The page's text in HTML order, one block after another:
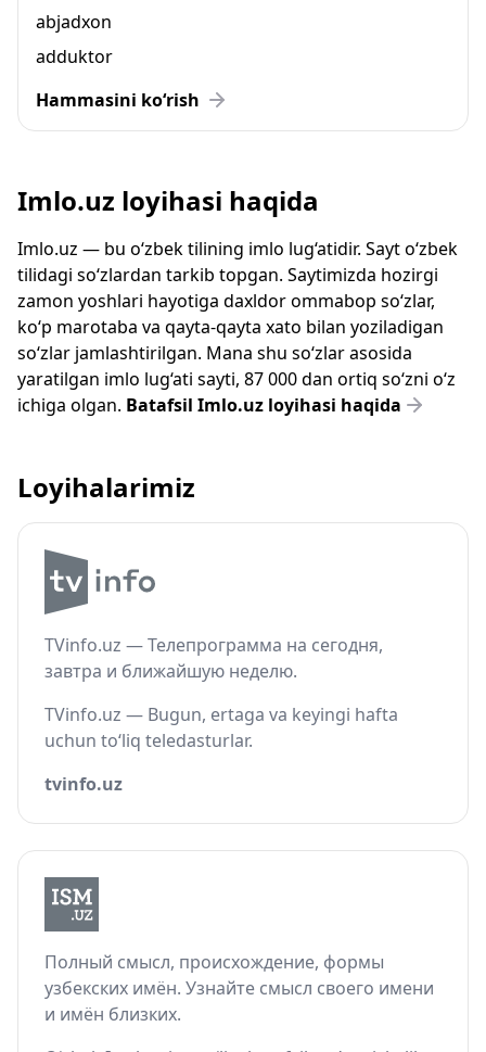
abjadxon
adduktor
Hammasini ko‘rish
Imlo.uz loyihasi haqida
Imlo.uz — bu o‘zbek tilining imlo lug‘atidir. Sayt o‘zbek
tilidagi so‘zlardan tarkib topgan. Saytimizda hozirgi
zamon yoshlari hayotiga daxldor ommabop so‘zlar,
ko‘p marotaba va qayta-qayta xato bilan yoziladigan
so‘zlar jamlashtirilgan. Mana shu so‘zlar asosida
yaratilgan imlo lug‘ati sayti, 87 000 dan ortiq so‘zni o‘z
ichiga olgan. Batafsil Imlo.uz loyihasi haqida
Loyihalarimiz
TVinfo.uz — Телепрограмма на сегодня,
завтра и ближайшую неделю.
TVinfo.uz — Bugun, ertaga va keyingi hafta
uchun to‘liq teledasturlar.
tvinfo.uz
Полный смысл, происхождение, формы
узбекских имён. Узнайте смысл своего имени
и имён близких.